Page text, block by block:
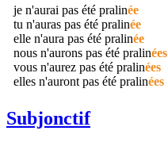
je n'aurai pas été pralinée
tu n'auras pas été pralinée
elle n'aura pas été pralinée
nous n'aurons pas été pralinées
vous n'aurez pas été pralinées
elles n'auront pas été pralinées
Subjonctif